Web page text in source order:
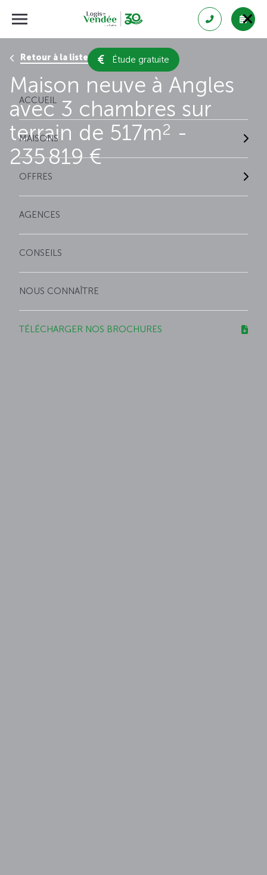
Étude gratuite
ACCUEIL
MAISONS
OFFRES
AGENCES
CONSEILS
NOUS CONNAÎTRE
TÉLÉCHARGER NOS BROCHURES
Retour à la liste des résultats
Maison neuve à Angles
avec 3 chambres sur
terrain de 517m2 -
235 819 €